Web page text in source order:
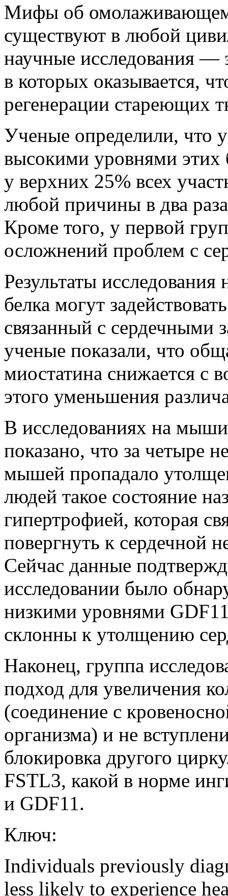
Мифы об
существуют в любой
научные исследования
в которых оказывается,
регенерации стареющих
Ученые определили, что
высокими уровнями этих
у верхних 25% всех
любой причины в два
Кроме того, у первой
осложнений проблем с
Результаты
белка могут
связанный с сердечными
ученые показали, что
миостатина снижается с
этого уменьшения
В исследованиях на
показано, что за четыре
мышей пропадало
людей такое состояние
гипертрофией, которая
повергнуть к сердечной
Сейчас данные
исследовании было
низкими уровнями
склонны к утолщению
Наконец, группа
подход для увеличения
(соединение с
организма) и не
блокировка другого
FSTL3, какой в норме
и GDF11.
Ключ:
Individuals previously
less likely to experience